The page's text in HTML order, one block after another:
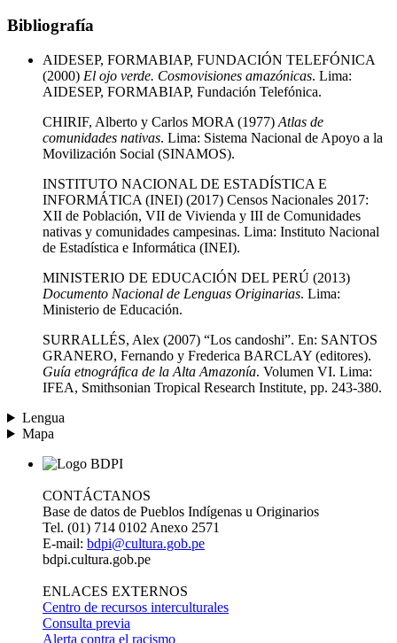
Bibliografía
AIDESEP, FORMABIAP, FUNDACIÓN TELEFÓNICA
(2000) El ojo verde. Cosmovisiones amazónicas. Lima:
AIDESEP, FORMABIAP, Fundación Telefónica.
CHIRIF, Alberto y Carlos MORA (1977) Atlas de
comunidades nativas. Lima: Sistema Nacional de Apoyo a la
Movilización Social (SINAMOS).
INSTITUTO NACIONAL DE ESTADÍSTICA E
INFORMÁTICA (INEI) (2017) Censos Nacionales 2017:
XII de Población, VII de Vivienda y III de Comunidades
nativas y comunidades campesinas. Lima: Instituto Nacional
de Estadística e Informática (INEI).
MINISTERIO DE EDUCACIÓN DEL PERÚ (2013)
Documento Nacional de Lenguas Originarias. Lima:
Ministerio de Educación.
SURRALLÉS, Alex (2007) “Los candoshi”. En: SANTOS
GRANERO, Fernando y Frederica BARCLAY (editores).
Guía etnográfica de la Alta Amazonía. Volumen VI. Lima:
IFEA, Smithsonian Tropical Research Institute, pp. 243-380.
Lengua
Mapa
CONTÁCTANOS
Base de datos de Pueblos Indígenas u Originarios
Tel. (01) 714 0102 Anexo 2571
E-mail: bdpi@cultura.gob.pe
bdpi.cultura.gob.pe
ENLACES EXTERNOS
Centro de recursos interculturales
Consulta previa
Alerta contra el racismo